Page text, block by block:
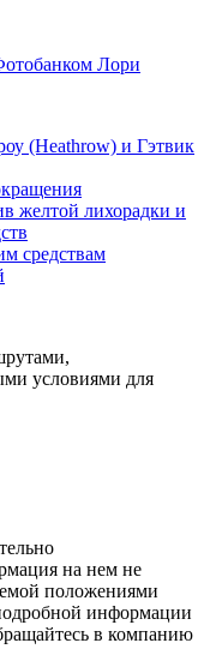
Лори
(Heathrow) и Гэтвик
желтой лихорадки и
средствам
условиями для
на нем не
положениями
информации
в компанию